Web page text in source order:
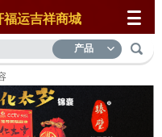
福运吉祥商城
产品